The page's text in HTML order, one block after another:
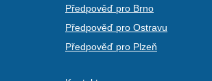
Předpověď pro Brno
Předpověď pro Ostravu
Předpověď pro Plzeň